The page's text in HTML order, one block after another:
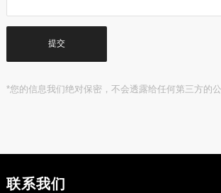
*您的信息我们绝对保密，不会透露给任何第三方的
联系我们